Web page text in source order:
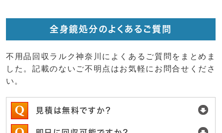
全身鏡処分のよくあるご質問
不用品回収ラルク神奈川によくあるご質問をまとめま
した。記載のないご不明点はお気軽にお問合せくださ
い。
見積は無料ですか？